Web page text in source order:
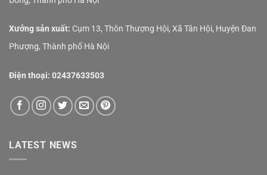
Xưởng sản xuất: Cụm 13, Thôn Thượng Hội, Xã Tân Hội, Huyện Đan
Phượng, Thành phố Hà Nội
Điện thoại: 02437633503
LATEST NEWS